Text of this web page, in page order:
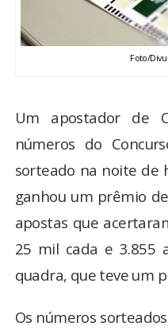
TV LPB
COLUNISTAS
Foto/
Um apostador de
números do
sorteado na noite de
ganhou um prêmio
apostas que
25 mil cada e 3.855
quadra, que teve um
Os números